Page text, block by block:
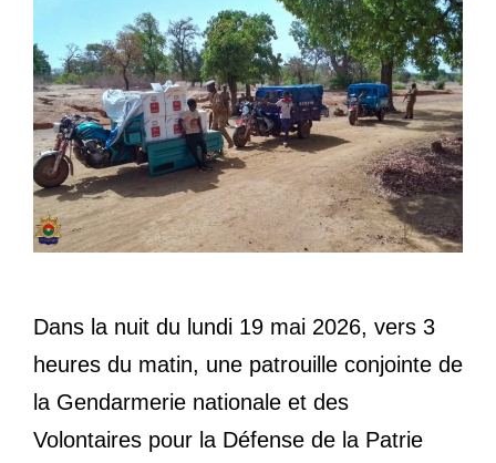
Dans la nuit du lundi 19 mai 2026, vers 3
heures du matin, une patrouille conjointe de
la Gendarmerie nationale et des
Volontaires pour la Défense de la Patrie